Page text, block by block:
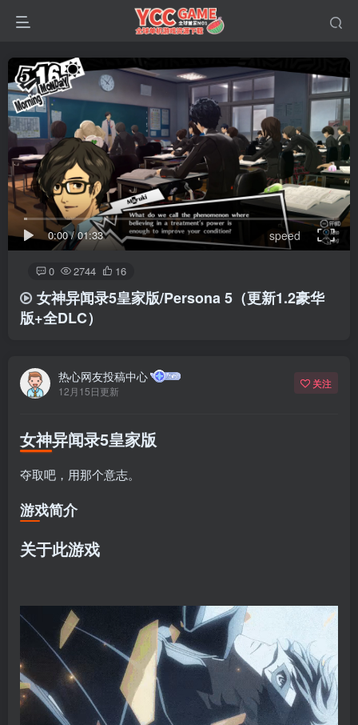
0:00/01:33 speed
0 2744 16
女神异闻录5皇家版/Persona 5 （更新1.2豪华
版+全DLC）
热心网友投稿中心
12月15日更新
关注
女神异闻录5皇家版
夺取吧，用那个意志。
游戏简介
关于此游戏